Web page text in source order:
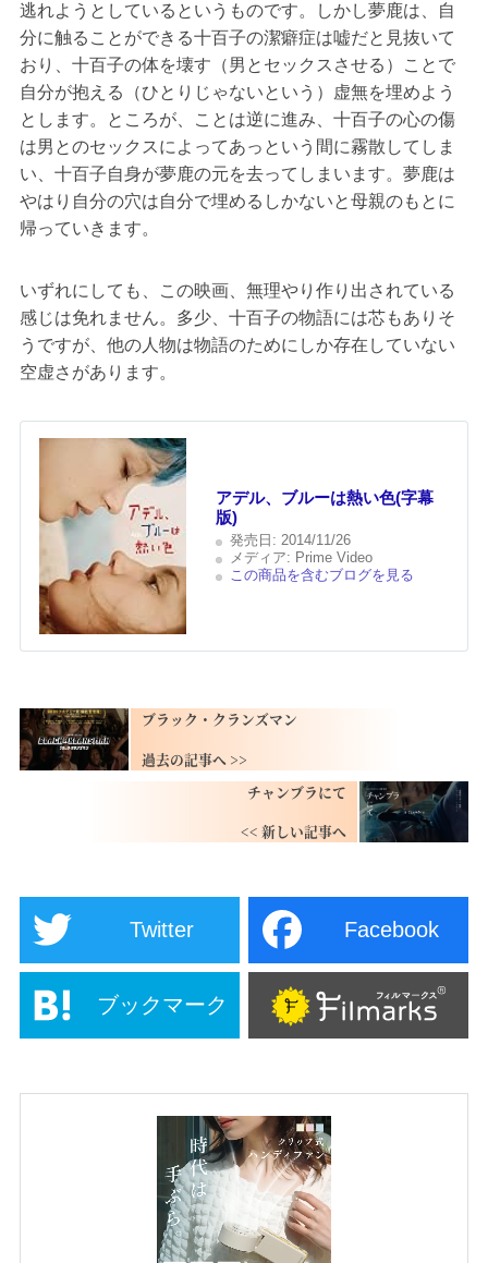
逃れようとしているというものです。しかし夢鹿は、自
分に触ることができる十百子の潔癖症は嘘だと見抜いて
おり、十百子の体を壊す（男とセックスさせる）ことで
自分が抱える（ひとりじゃないという）虚無を埋めよう
とします。ところが、ことは逆に進み、十百子の心の傷
は男とのセックスによってあっという間に霧散してしま
い、十百子自身が夢鹿の元を去ってしまいます。夢鹿は
やはり自分の穴は自分で埋めるしかないと母親のもとに
帰っていきます。
いずれにしても、この映画、無理やり作り出されている
感じは免れません。多少、十百子の物語には芯もありそ
うですが、他の人物は物語のためにしか存在していない
空虚さがあります。
アデル、ブルーは熱い色(字幕
版)
発売日: 2014/11/26
メディア: Prime Video
この商品を含むブログを見る
ブラック・クランズマン
チャンブラにて
Twitter Facebook
ブックマーク